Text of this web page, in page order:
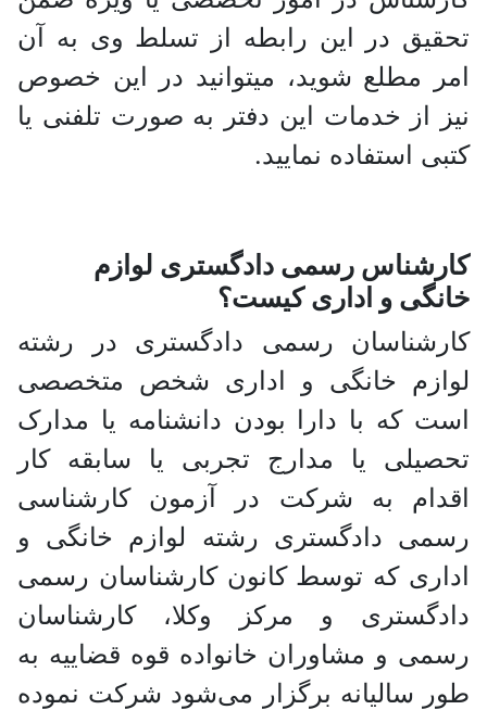
تحقیق در این رابطه از تسلط وی به آن
امر مطلع شوید، میتوانید در این خصوص
نیز از خدمات این دفتر به صورت تلفنی یا
کتبی استفاده نمایید.
کارشناس رسمی دادگستری لوازم
خانگی و اداری کیست؟
کارشناسان رسمی دادگستری در رشته
لوازم خانگی و اداری شخص متخصصی
است که با دارا بودن دانشنامه یا مدارک
تحصیلی یا مدارج تجربی یا سابقه کار
اقدام به شرکت در آزمون کارشناسی
رسمی دادگستری رشته لوازم خانگی و
اداری که توسط کانون کارشناسان رسمی
دادگستری و مرکز وکلا، کارشناسان
رسمی و مشاوران خانواده قوه قضاییه به
طور سالیانه برگزار می‌شود شرکت نموده